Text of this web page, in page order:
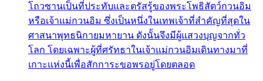
โถวซานเป็นที่ประทับและตรัสรู้ของพระโพธิสัตว์กวนอิม
หรือเจ้าแม่กวนอิม ซึ่งเป็นหนึ่งในเทพเจ้าที่สำคัญที่สุดใน
ศาสนาพุทธนิกายมหายาน ดังนั้นจึงมีผู้แสวงบุญจากทั่ว
โลก โดยเฉพาะผู้ที่ศรัทธาในเจ้าแม่กวนอิมเดินทางมาที่
เกาะแห่งนี้เพื่อสักการะขอพรอยู่โดยตลอด